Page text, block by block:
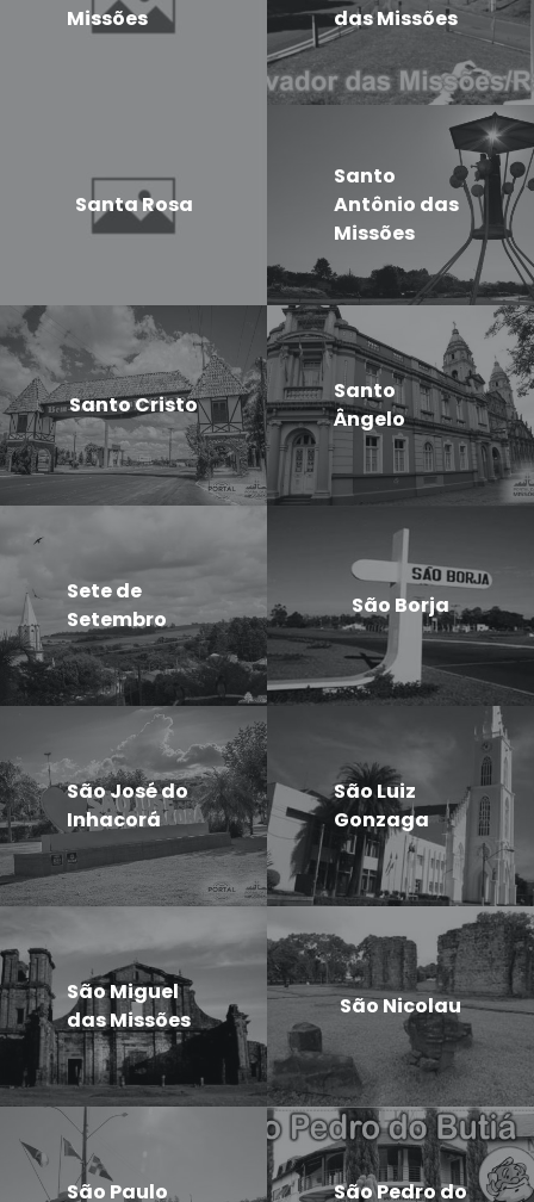
Missões
das Missões
Santa Rosa
Santo
Antônio das
Missões
Santo Cristo
Santo
Ângelo
Sete de
Setembro
São Borja
São José do
Inhacorá
São Luiz
Gonzaga
São Miguel
das Missões
São Nicolau
São Paulo
São Pedro do